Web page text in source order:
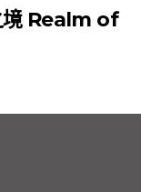
境 Realm of